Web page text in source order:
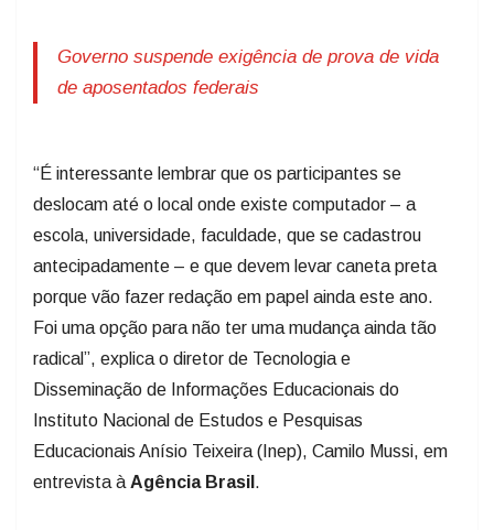
Governo suspende exigência de prova de vida
de aposentados federais
“É interessante lembrar que os participantes se
deslocam até o local onde existe computador – a
escola, universidade, faculdade, que se cadastrou
antecipadamente – e que devem levar caneta preta
porque vão fazer redação em papel ainda este ano.
Foi uma opção para não ter uma mudança ainda tão
radical”, explica o diretor de Tecnologia e
Disseminação de Informações Educacionais do
Instituto Nacional de Estudos e Pesquisas
Educacionais Anísio Teixeira (Inep), Camilo Mussi, em
entrevista àAgência Brasil .